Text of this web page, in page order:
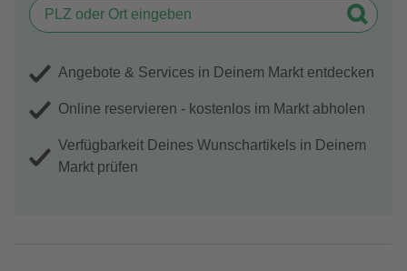
Angebote & Services in Deinem Markt entdecken
Online reservieren - kostenlos im Markt abholen
Verfügbarkeit Deines Wunschartikels in Deinem
Markt prüfen